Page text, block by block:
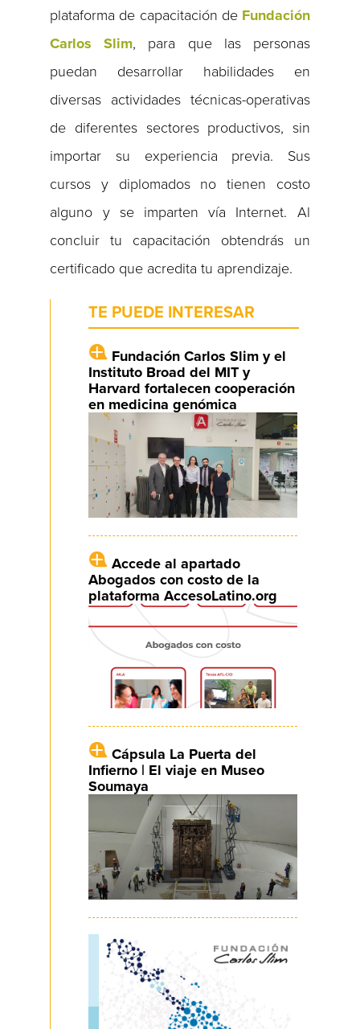
plataforma de capacitación de Fundación
Carlos Slim, para que las personas
puedan desarrollar habilidades en
diversas actividades técnicas-operativas
de diferentes sectores productivos, sin
importar su experiencia previa. Sus
cursos y diplomados no tienen costo
alguno y se imparten vía Internet. Al
concluir tu capacitación obtendrás un
certificado que acredita tu aprendizaje.
TE PUEDE INTERESAR
Fundación Carlos Slim y el
Instituto Broad del MIT y
Harvard fortalecen cooperación
en medicina genómica
Accede al apartado
Abogados con costo de la
plataforma AccesoLatino.org
Cápsula La Puerta del
Infierno | El viaje en Museo
Soumaya